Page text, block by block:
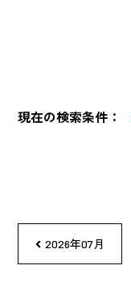
現在の検索条件：
2026年07月